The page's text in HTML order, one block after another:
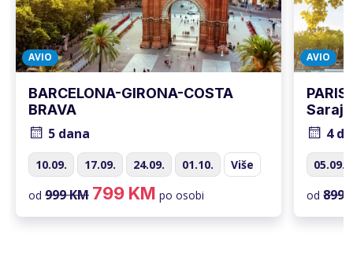
AVIO
BARCELONA-GIRONA-COSTA
BRAVA
5 dana
10.09. 17.09. 24.09. 01.10. Više
od 999 KM 799 KM po osobi
AVIO
4
05.09.
od 899